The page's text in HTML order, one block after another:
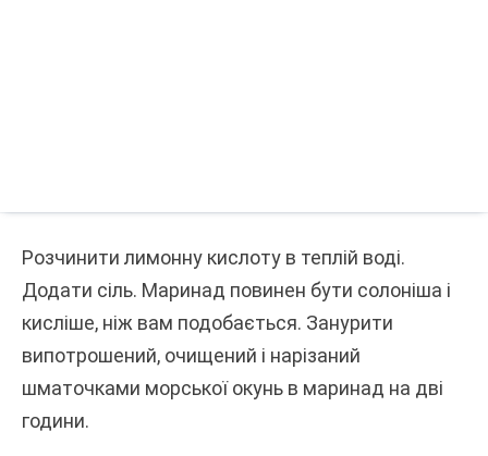
Розчинити лимонну кислоту в теплій воді.
Додати сіль. Маринад повинен бути солоніша і
кисліше, ніж вам подобається. Занурити
випотрошений, очищений і нарізаний
шматочками морської окунь в маринад на дві
години.